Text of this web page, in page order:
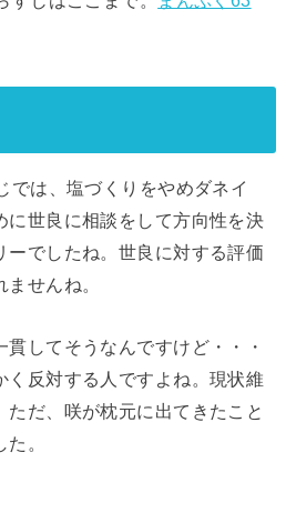
では、塩づくりをやめダネイ
に世良に相談をして方向性を決
ーでしたね。世良に対する評価
せんね。
貫してそうなんですけど・・・
く反対する人ですよね。現状維
ただ、咲が枕元に出てきたこと
。